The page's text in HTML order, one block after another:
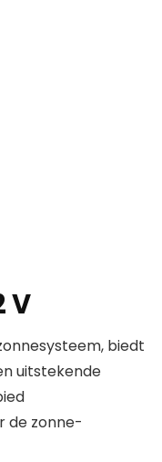
V
biedt
uitstekende
de zonne-